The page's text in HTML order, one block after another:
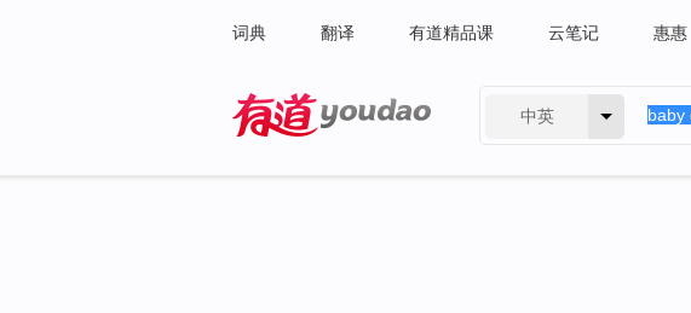
词典 翻译 有道精品课 云笔记 惠惠
中英